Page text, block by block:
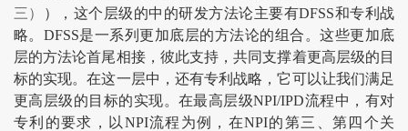
三）
），这个层级的中的研发方法论主要有DFSS和专利战
略。DFSS是一系列更加底层的方法论的组合。这些更加底
层的方法论首尾相接，彼此支持，共同支撑着更高层级的目
标的实现。在这一层中，还有专利战略，它可以让我们满足
更高层级的目标的实现。在最高层级NPI/IPD流程中，有对
专利的要求，以NPI流程为例，在NPI的第三、第四个关